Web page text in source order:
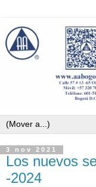
3 nov 2021
Los nuevos
-2024